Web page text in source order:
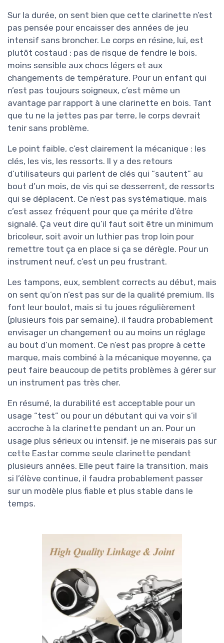
Sur la durée, on sent bien que cette clarinette n’est
pas pensée pour encaisser des années de jeu
intensif sans broncher. Le corps en résine, lui, est
plutôt costaud : pas de risque de fendre le bois,
moins sensible aux chocs légers et aux
changements de température. Pour un enfant qui
n’est pas toujours soigneux, c’est même un
avantage par rapport à une clarinette en bois. Tant
que tu ne la jettes pas par terre, le corps devrait
tenir sans problème.
Le point faible, c’est clairement la mécanique : les
clés, les vis, les ressorts. Il y a des retours
d’utilisateurs qui parlent de clés qui “sautent” au
bout d’un mois, de vis qui se desserrent, de ressorts
qui se déplacent. Ce n’est pas systématique, mais
c’est assez fréquent pour que ça mérite d’être
signalé. Ça veut dire qu’il faut soit être un minimum
bricoleur, soit avoir un luthier pas trop loin pour
remettre tout ça en place si ça se dérègle. Pour un
instrument neuf, c’est un peu frustrant.
Les tampons, eux, semblent corrects au début, mais
on sent qu’on n’est pas sur de la qualité premium. Ils
font leur boulot, mais si tu joues régulièrement
(plusieurs fois par semaine), il faudra probablement
envisager un changement ou au moins un réglage
au bout d’un moment. Ce n’est pas propre à cette
marque, mais combiné à la mécanique moyenne, ça
peut faire beaucoup de petits problèmes à gérer sur
un instrument pas très cher.
En résumé, la durabilité est acceptable pour un
usage “test” ou pour un débutant qui va voir s’il
accroche à la clarinette pendant un an. Pour un
usage plus sérieux ou intensif, je ne miserais pas sur
cette Eastar comme seule clarinette pendant
plusieurs années. Elle peut faire la transition, mais
si l’élève continue, il faudra probablement passer
sur un modèle plus fiable et plus stable dans le
temps.